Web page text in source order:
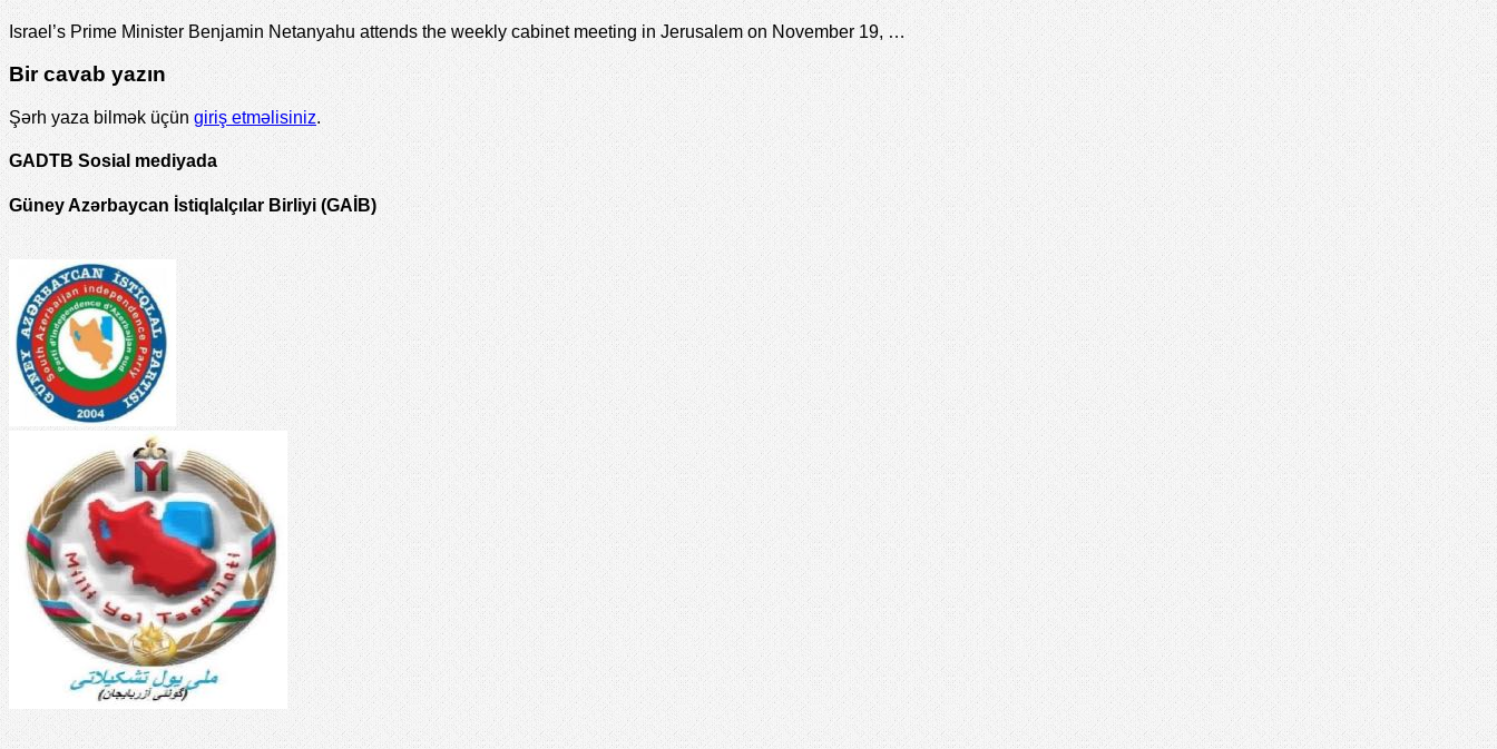
Israel’s Prime Minister Benjamin Netanyahu attends the weekly cabinet meeting in Jerusalem on November 19, …
Bir cavab yazın
Şərh yaza bilmək üçün giriş etməlisiniz.
GADTB Sosial mediyada
Güney Azərbaycan İstiqlalçılar Birliyi (GAİB)